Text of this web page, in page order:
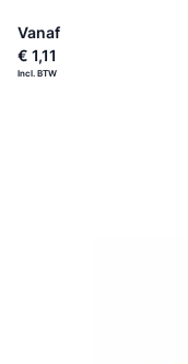
Vanaf
€ 1,11